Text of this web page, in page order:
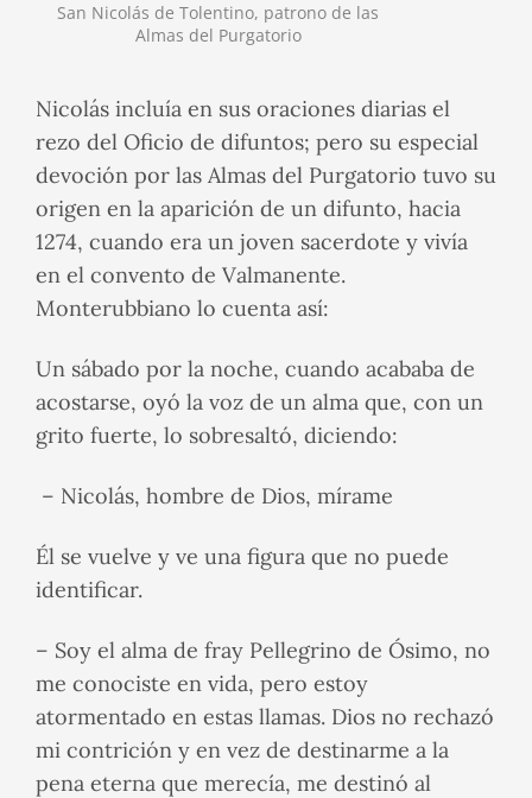
San Nicolás de Tolentino, patrono de las
Almas del Purgatorio
Nicolás incluía en sus oraciones diarias el
rezo del Oficio de difuntos; pero su especial
devoción por las Almas del Purgatorio tuvo su
origen en la aparición de un difunto, hacia
1274, cuando era un joven sacerdote y vivía
en el convento de Valmanente.
Monterubbiano lo cuenta así:
Un sábado por la noche, cuando acababa de
acostarse, oyó la voz de un alma que, con un
grito fuerte, lo sobresaltó, diciendo:
– Nicolás, hombre de Dios, mírame
Él se vuelve y ve una figura que no puede
identificar.
– Soy el alma de fray Pellegrino de Ósimo, no
me conociste en vida, pero estoy
atormentado en estas llamas. Dios no rechazó
mi contrición y en vez de destinarme a la
pena eterna que merecía, me destinó al